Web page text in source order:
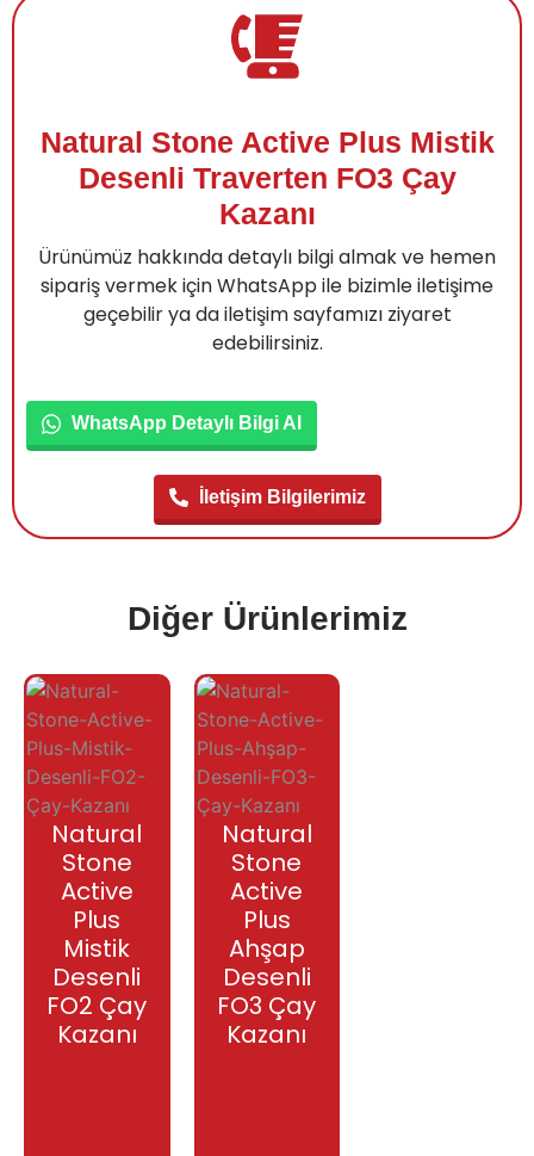
Natural Stone Active Plus Mistik
Desenli Traverten FO3 Çay
Kazanı
Ürünümüz hakkında detaylı bilgi almak ve hemen
sipariş vermek için WhatsApp ile bizimle iletişime
geçebilir ya da iletişim sayfamızı ziyaret
edebilirsiniz.
WhatsApp Detaylı Bilgi Al
İletişim Bilgilerimiz
Diğer Ürünlerimiz
Natural
Stone
Active
Plus
Mistik
Desenli
FO2 Çay
Kazanı
Natural
Stone
Active
Plus
Ahşap
Desenli
FO3 Çay
Kazanı